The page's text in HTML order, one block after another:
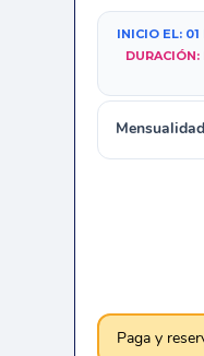
INICIO EL: 01
DURACIÓN:
Paga y